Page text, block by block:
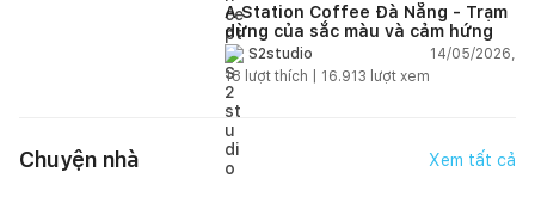
A Station Coffee Đà Nẵng - Trạm
dừng của sắc màu và cảm hứng
S2studio
14/05/2026,
18 lượt thích | 16.913 lượt xem
Chuyện nhà Xem tất cả